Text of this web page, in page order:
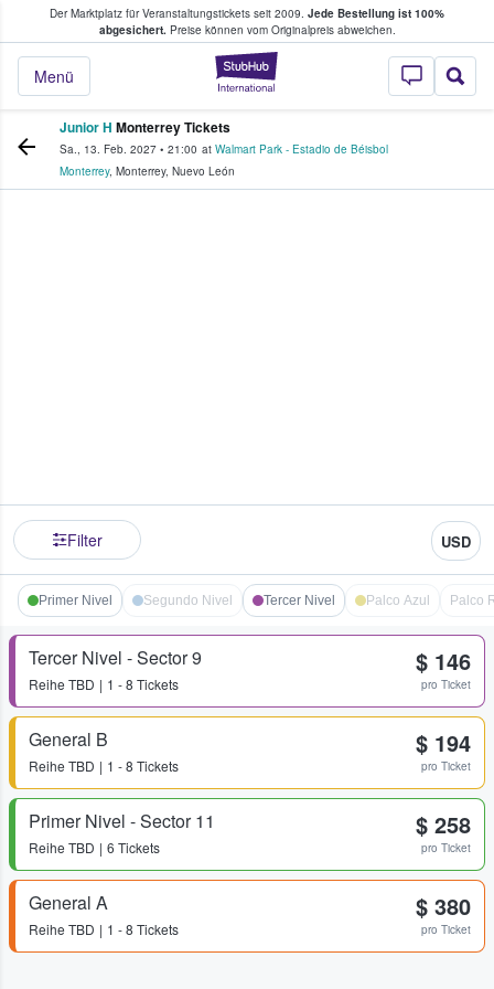
Der Marktplatz für Veranstaltungstickets seit 2009. Jede Bestellung ist 100%
abgesichert.Preise können vom Originalpreis abweichen.
StubHub - Wo
Menü
Tickets kaufen & verkaufen
Junior H Monterrey Tickets
Sa., 13. Feb. 2027 • 21:00 at Walmart Park - Estadio de Béisbol
Monterrey, Monterrey, Nuevo León
Filter USD
Primer Nivel Segundo Nivel Tercer Nivel Palco Azul Palco
Tercer Nivel - Sector 9
Reihe TBD 1 - 8 Tickets
$ 146
pro Ticket
General B
Reihe TBD 1 - 8 Tickets
$ 194
pro Ticket
Primer Nivel - Sector 11
Reihe TBD 6 Tickets
$ 258
pro Ticket
General A
Reihe TBD 1 - 8 Tickets
$ 380
pro Ticket